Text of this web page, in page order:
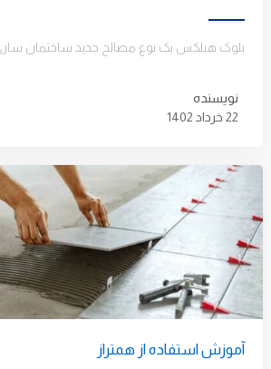
نویسنده
22 خرداد 1402
آموزش استفاده از همتراز